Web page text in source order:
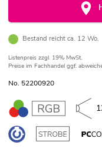
Bestand reicht ca. 12 Wo.
Listenpreis zzgl. 19% MwSt.
Preise im Fachhandel ggf.
No. 52200920